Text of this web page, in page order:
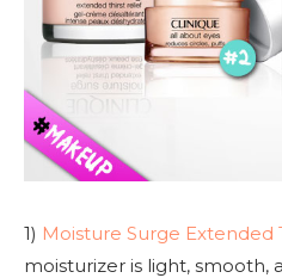
1) Moisture Surge Extended
moisturizer is light, smooth,